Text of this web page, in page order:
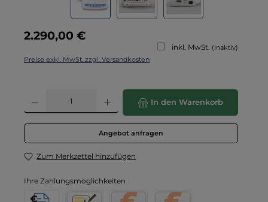
Regulärer Preis:
2.290,00 €
inkl. MwSt. (inaktiv)
Preise exkl. MwSt. zzgl. Versandkosten
Produkt Anzahl: Gib den gewünschten Wert ein oder benutze die
In den Warenkorb
Angebot anfragen
Zum Merkzettel hinzufügen
Ihre Zahlungsmöglichkeiten